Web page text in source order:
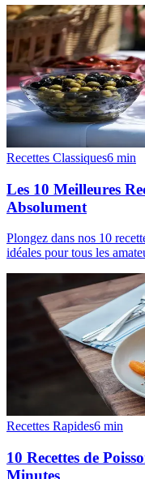
Recettes Classiques6 min
Les 10 Meilleures
Absolument
Plongez dans nos 10
idéales pour tous les
Recettes Rapides6 min
10 Recettes de
Minutes